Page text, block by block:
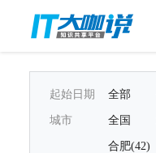
起始日期 全部
城市 全国
合肥(42)